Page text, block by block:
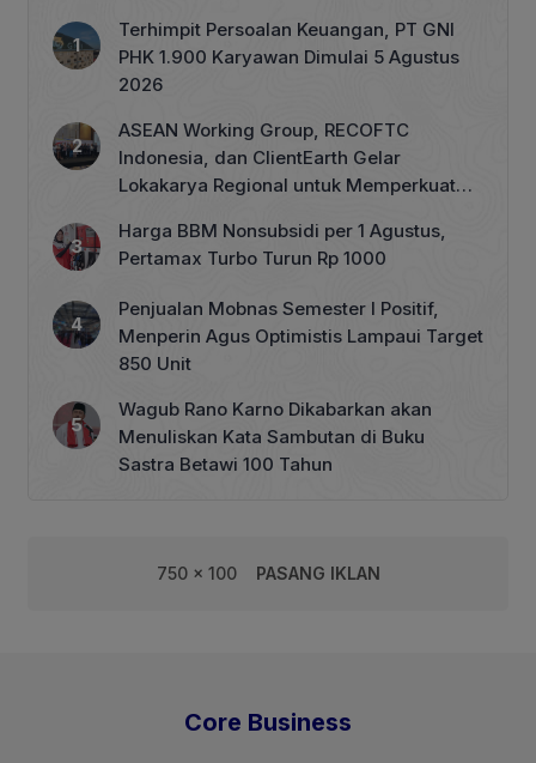
Terhimpit Persoalan Keuangan, PT GNI
PHK 1.900 Karyawan Dimulai 5 Agustus
2026
ASEAN Working Group, RECOFTC
Indonesia, dan ClientEarth Gelar
Lokakarya Regional untuk Memperkuat
Harga BBM Nonsubsidi per 1 Agustus,
Pertamax Turbo Turun Rp 1000
Penjualan Mobnas Semester I Positif,
Menperin Agus Optimistis Lampaui Target
850 Unit
Wagub Rano Karno Dikabarkan akan
Menuliskan Kata Sambutan di Buku
Sastra Betawi 100 Tahun
750 x 100 PASANG IKLAN
Core Business